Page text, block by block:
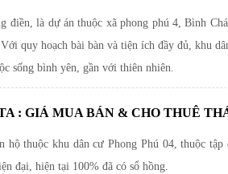
điền, là dự án thuộc xã phong phú 4, Bình
quy hoạch bài bàn và tiện ích đầy đủ, khu
sống bình yên, gần với thiên nhiên.
: GIÁ MUA BÁN & CHO THUÊ
hộ thuộc khu dân cư Phong Phú 04, thuộc
đại, hiện tại 100% đã có sổ hồng.